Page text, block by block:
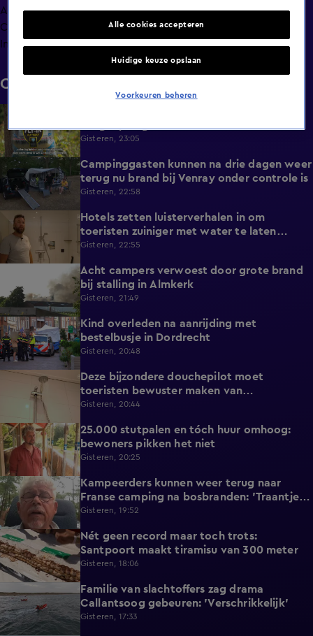
Afleveringen
Clips
Info
Clips
2:07
Gisteren, 23:05
2:25
Campinggasten kunnen na drie dagen weer
terug nu brand bij Venray onder controle is
Gisteren, 22:58
2:15
Hotels zetten luisterverhalen in om
toeristen zuiniger met water te laten
omgaan
Gisteren, 22:55
Acht campers verwoest door grote brand
bij stalling in Almkerk
Gisteren, 21:49
0:37
Kind overleden na aanrijding met
bestelbusje in Dordrecht
Gisteren, 20:48
Deze bijzondere douchepilot moet
toeristen bewuster maken van
waterverbruik
Gisteren, 20:44
1:33
25.000 stutpalen en tóch huur omhoog:
bewoners pikken het niet
Gisteren, 20:25
1:06
Kampeerders kunnen weer terug naar
Franse camping na bosbranden: 'Traantje
gelaten'
Gisteren, 19:52
1:38
Nét geen record maar toch trots:
Santpoort maakt tiramisu van 300 meter
Gisteren, 18:06
1:08
Familie van slachtoffers zag drama
Callantsoog gebeuren: 'Verschrikkelijk'
Gisteren, 17:33
Alle cookies accepteren
Huidige keuze opslaan
Voorkeuren beheren